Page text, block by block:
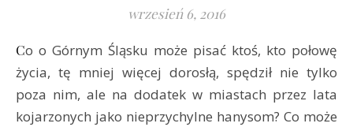
wrzesień 6, 2016
Co o Górnym Śląsku może pisać ktoś, kto połowę
życia, tę mniej więcej dorosłą, spędził nie tylko
poza nim, ale na dodatek w miastach przez lata
kojarzonych jako nieprzychylne hanysom? Co może